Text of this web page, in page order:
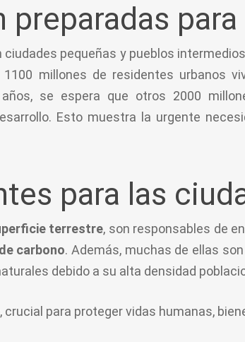
preparadas
pequeñas y pueblos
millones de residentes urbanos
se espera que otros 2000
Esto muestra la urgente
para las
terrestre, son responsables de
carbono. Además, muchas de ellas
debido a su alta densidad
crucial para proteger vidas humanas,